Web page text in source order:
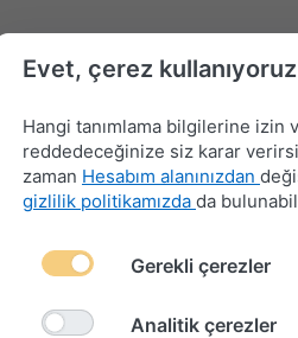
Devre
Far
Sinyal-
Evet, çerez kullanıyoruz
Hangi tanımlama bilgilerine izin
reddedeceğinize siz karar
zaman Hesabım alanınızdan
gizlilik politikamızda da
Gerekli çerezler
Analitik çerezler